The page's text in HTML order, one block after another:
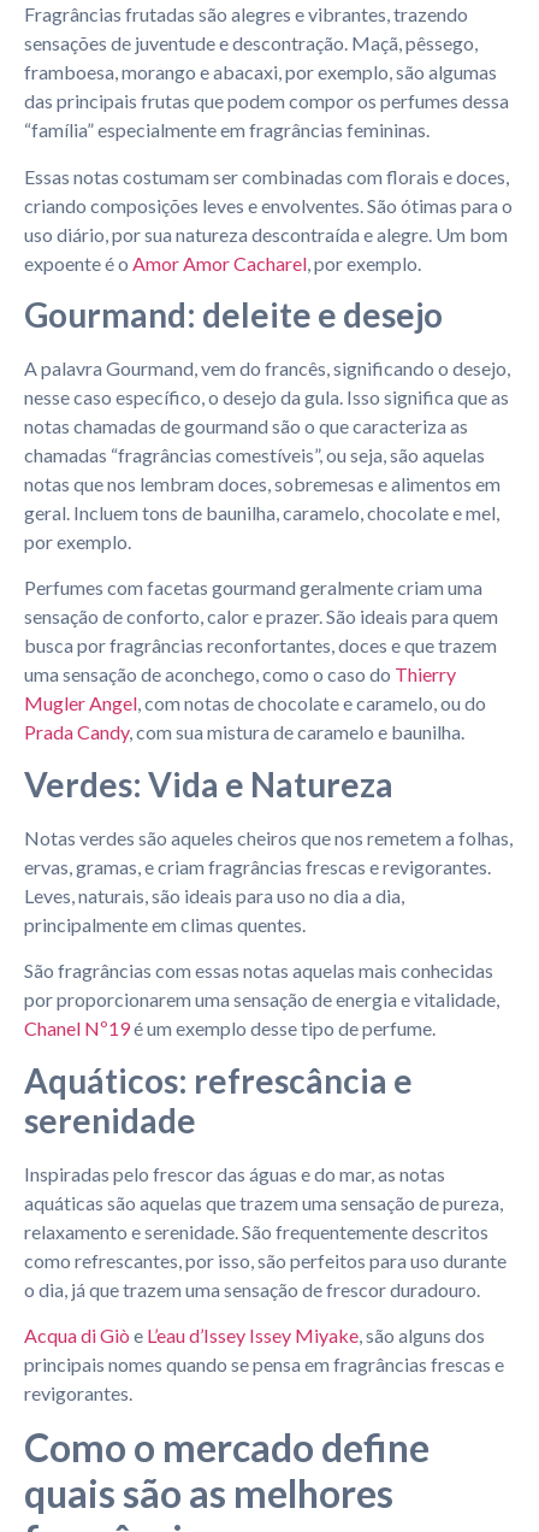
Fragrâncias frutadas são alegres e vibrantes, trazendo
sensações de juventude e descontração. Maçã, pêssego,
framboesa, morango e abacaxi, por exemplo, são algumas
das principais frutas que podem compor os perfumes dessa
“família” especialmente em fragrâncias femininas.
Essas notas costumam ser combinadas com florais e doces,
criando composições leves e envolventes. São ótimas para o
uso diário, por sua natureza descontraída e alegre. Um bom
expoente é o Amor Amor Cacharel , por exemplo.
Gourmand: deleite e desejo
A palavra Gourmand, vem do francês, significando o desejo,
nesse caso específico, o desejo da gula. Isso significa que as
notas chamadas de gourmand são o que caracteriza as
chamadas “fragrâncias comestíveis”, ou seja, são aquelas
notas que nos lembram doces, sobremesas e alimentos em
geral. Incluem tons de baunilha, caramelo, chocolate e mel,
por exemplo.
Perfumes com facetas gourmand geralmente criam uma
sensação de conforto, calor e prazer. São ideais para quem
busca por fragrâncias reconfortantes, doces e que trazem
uma sensação de aconchego, como o caso do Thierry
Mugler Angel, com notas de chocolate e caramelo, ou do
Prada Candy, com sua mistura de caramelo e baunilha.
Verdes: Vida e Natureza
Notas verdes são aqueles cheiros que nos remetem a folhas,
ervas, gramas, e criam fragrâncias frescas e revigorantes.
Leves, naturais, são ideais para uso no dia a dia,
principalmente em climas quentes.
São fragrâncias com essas notas aquelas mais conhecidas
por proporcionarem uma sensação de energia e vitalidade,
Chanel Nº19é um exemplo desse tipo de perfume.
Aquáticos: refrescância e
serenidade
Inspiradas pelo frescor das águas e do mar, as notas
aquáticas são aquelas que trazem uma sensação de pureza,
relaxamento e serenidade. São frequentemente descritos
como refrescantes, por isso, são perfeitos para uso durante
o dia, já que trazem uma sensação de frescor duradouro.
Acqua di Giò e L’eau d’Issey Issey Miyake, são alguns dos
principais nomes quando se pensa em fragrâncias frescas e
revigorantes.
Como o mercado define
quais são as melhores